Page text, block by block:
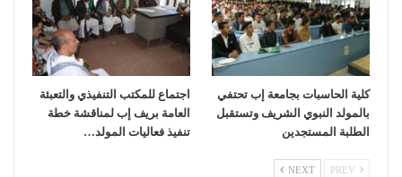
كلية الحاسبات بجامعة إب تحتفي
بالمولد النبوي الشريف وتستقبل
الطلبة المستجدين
اجتماع للمكتب التنفيذي والتعبئة
العامة بريف إب لمناقشة خطة
تنفيذ فعاليات المولد…
NEXT